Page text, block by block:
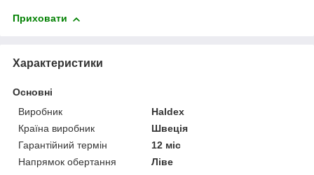
Приховати
Характеристики
Основні
Виробник
Haldex
Країна виробник
Швеція
Гарантійний термін
12 міс
Напрямок обертання
Ліве